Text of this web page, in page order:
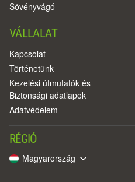
Sövényvágó
VÁLLALAT
Kapcsolat
Történetünk
Kezelési útmutatók és
Biztonsági adatlapok
Adatvédelem
RÉGIÓ
Magyarország